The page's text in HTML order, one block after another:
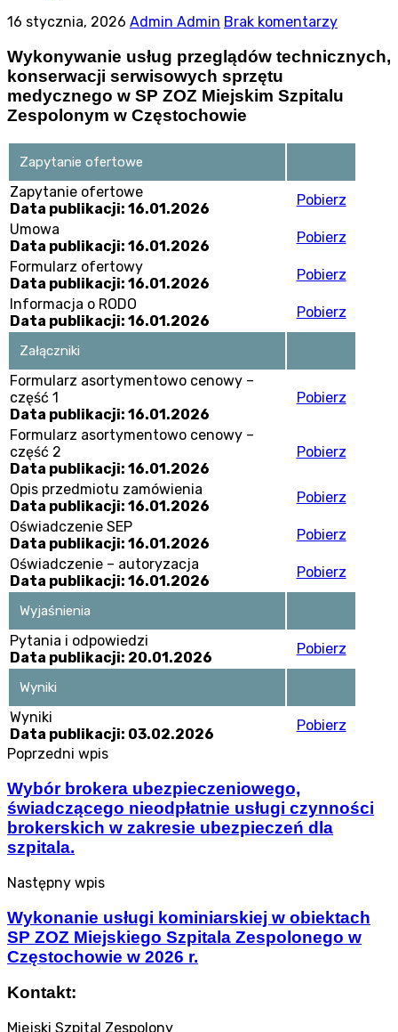
16 stycznia, 2026 Admin Admin Brak komentarzy
Wykonywanie usług przeglądów technicznych,
konserwacji serwisowych sprzętu
medycznego w SP ZOZ Miejskim Szpitalu
Zespolonym w Częstochowie
Zapytanie ofertowe
Zapytanie ofertowe
Data publikacji: 16.01.2026
Pobierz
Umowa
Data publikacji: 16.01.2026
Pobierz
Formularz ofertowy
Data publikacji: 16.01.2026
Pobierz
Informacja o RODO
Data publikacji: 16.01.2026
Pobierz
Załączniki
Formularz asortymentowo cenowy –
część 1
Data publikacji: 16.01.2026
Pobierz
Formularz asortymentowo cenowy –
część 2
Data publikacji: 16.01.2026
Pobierz
Opis przedmiotu zamówienia
Data publikacji: 16.01.2026
Pobierz
Oświadczenie SEP
Data publikacji: 16.01.2026
Pobierz
Oświadczenie – autoryzacja
Data publikacji: 16.01.2026
Pobierz
Wyjaśnienia
Pytania i odpowiedzi
Data publikacji: 20.01.2026
Pobierz
Wyniki
Wyniki
Data publikacji: 03.02.2026
Pobierz
Poprzedni wpis
Wybór brokera ubezpieczeniowego,
świadczącego nieodpłatnie usługi czynności
brokerskich w zakresie ubezpieczeń dla
szpitala.
Następny wpis
Wykonanie usługi kominiarskiej w obiektach
SP ZOZ Miejskiego Szpitala Zespolonego w
Częstochowie w 2026 r.
Kontakt:
Miejski Szpital Zespolony